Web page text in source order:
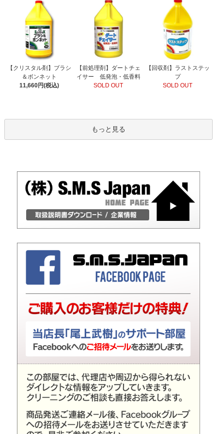
【クリスタル剤】ブラシ
＆ボンネット
11,660円(税込)
【前処理剤】ダートチェ
イサー 低発泡・低香料
SOLD OUT
【回収剤】ラストステッ
プ
SOLD OUT
もっと見る